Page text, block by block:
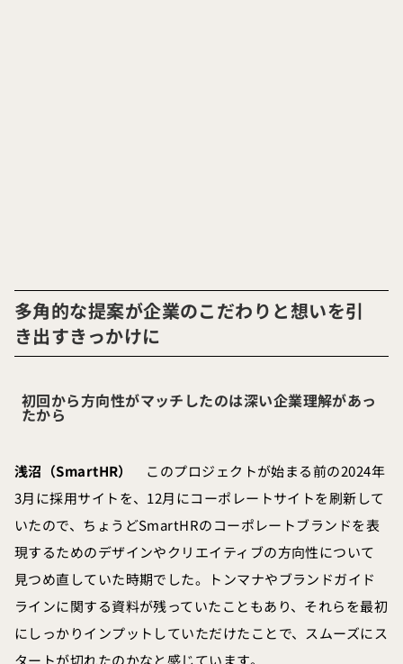
多角的な提案が企業のこだわりと想いを引
き出すきっかけに
初回から方向性がマッチしたのは深い企業理解があっ
たから
浅沼（SmartHR） このプロジェクトが始まる前の2024年
3月に採用サイトを、12月にコーポレートサイトを刷新して
いたので、ちょうどSmartHRのコーポレートブランドを表
現するためのデザインやクリエイティブの方向性について
見つめ直していた時期でした。トンマナやブランドガイド
ラインに関する資料が残っていたこともあり、それらを最初
にしっかりインプットしていただけたことで、スムーズにス